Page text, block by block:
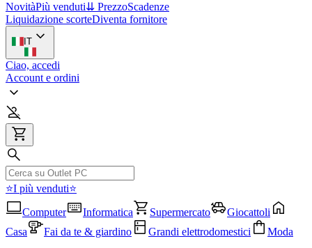
NovitàPiù venduti⇊ PrezzoScadenze
Liquidazione scorteDiventa fornitore
IT
Ciao, accedi
Account e ordini
⭐I più venduti⭐
Computer
Informatica Supermercato
Giocattoli
Casa
Fai da te & giardino Grandi elettrodomestici Moda